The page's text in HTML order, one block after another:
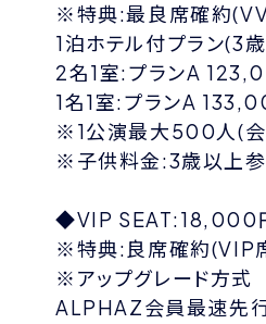
※特典:最良席確約
1泊ホテル付プラン(3
2名1室:プランA
1名1室:プランA
※1公演最大500人(会
※子供料金:3歳以上参
◆VIP SEAT:18,000
※特典:良席確約(VIP
※アップグレード方式
ALPHAZ会員最速先行